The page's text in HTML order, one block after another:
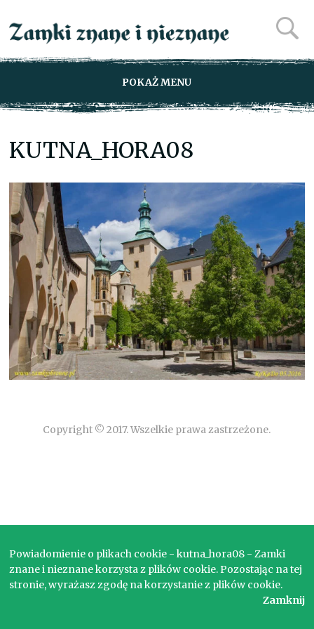
POKAŻ MENU
KUTNA_HORA08
Copyright © 2017. Wszelkie prawa zastrzeżone.
Powiadomienie o plikach cookie - kutna_hora08 - Zamki
znane i nieznane korzysta z plików cookie. Pozostając na tej
stronie, wyrażasz zgodę na korzystanie z plików cookie.
Zamknij